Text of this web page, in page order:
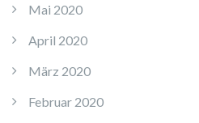
Mai 2020
April 2020
März 2020
Februar 2020